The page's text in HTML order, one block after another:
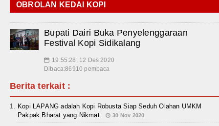
OBROLAN KEDAI KOPI
Bupati Dairi Buka Penyelenggaraan
Festival Kopi Sidikalang
📅 19:55:28, 12 Des 2020
Dibaca:86910 pembaca
Berita terkait :
Kopi LAPANG adalah Kopi Robusta Siap Seduh Olahan UMKM
Pakpak Bharat yang Nikmat
30 Nov 2020